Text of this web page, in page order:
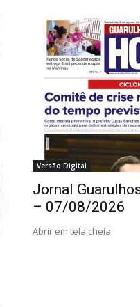
Versão Digital
Jornal
– 07/08/2026
Abrir em tela cheia